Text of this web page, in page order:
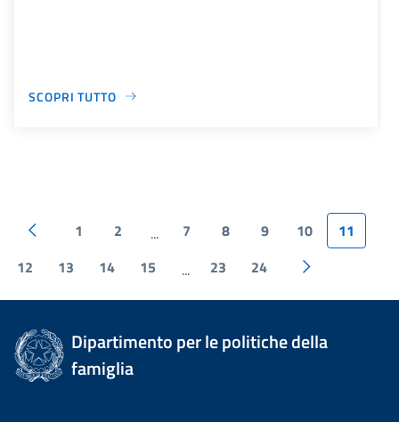
SCOPRI TUTTO
1 2 ... 7 8 9 10
11
12
13 14 15 ... 23 24
Dipartimento per le politiche della
famiglia